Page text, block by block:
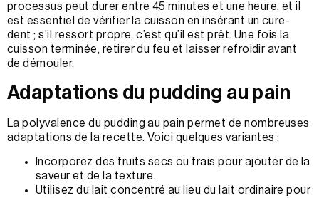
processus peut durer entre 45 minutes et une heure, et il
est essentiel de vérifier la cuisson en insérant un cure-
dent ; s’il ressort propre, c’est qu’il est prêt. Une fois la
cuisson terminée, retirer du feu et laisser refroidir avant
de démouler.
Adaptations du pudding au pain
La polyvalence du pudding au pain permet de nombreuses
adaptations de la recette. Voici quelques variantes :
Incorporez des fruits secs ou frais pour ajouter de la
saveur et de la texture.
Utilisez du lait concentré au lieu du lait ordinaire pour